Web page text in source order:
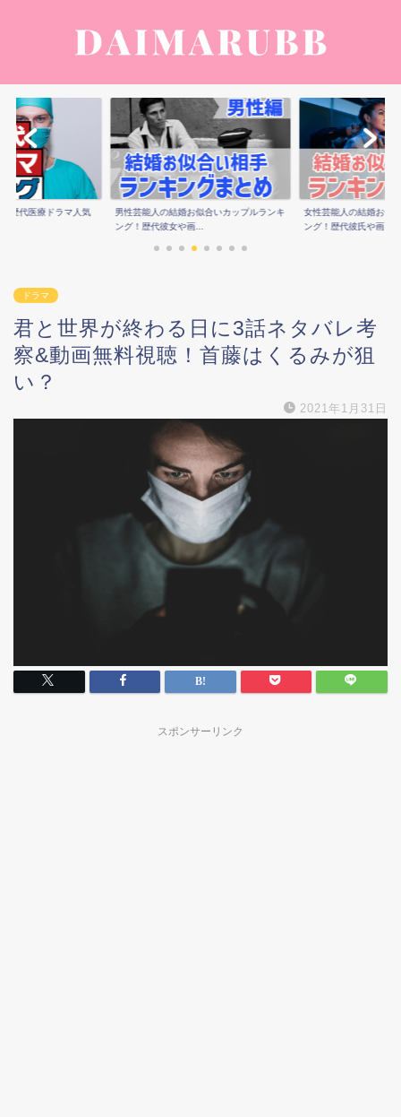
歴代医療ドラマ人気
男性芸能人の結婚お似合いカップルランキ
ング！歴代彼女や画...
女性芸能人の結婚お似
ング！歴代彼氏や画...
ドラマ
君と世界が終わる日に3話ネタバレ考
察&動画無料視聴！首藤はくるみが狙
い？
2021年1月31日
スポンサーリンク